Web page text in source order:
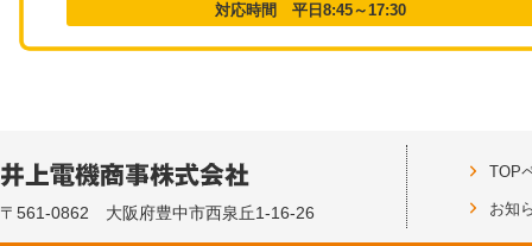
対応時間 平日8:45～17:30
〒561-0862 大阪府豊中市西泉丘1-16-26
TOP
お知